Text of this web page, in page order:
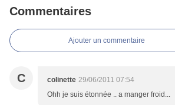
Commentaires
Ajouter un commentaire
C colinette 29/06/2011 07:54
Ohh je suis étonnée .. a manger froid...